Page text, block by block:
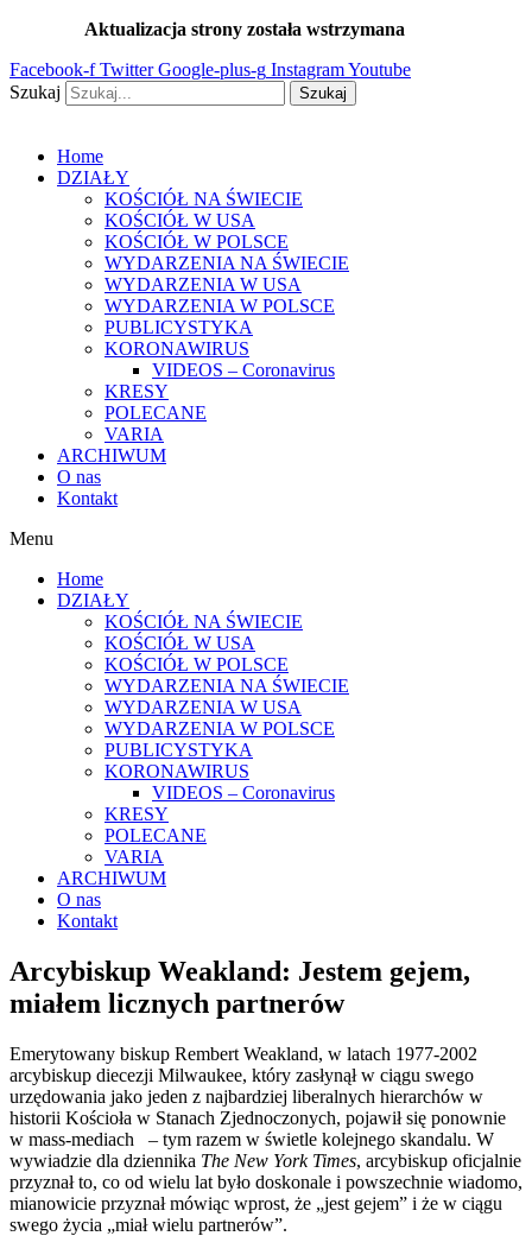
treści
Aktualizacja strony została wstrzymana
Facebook-f Twitter Google-plus-g InstagramYoutube
Szukaj
Szukaj
Home
DZIAŁY
KOŚCIÓŁ NA ŚWIECIE
KOŚCIÓŁ W USA
KOŚCIÓŁ W POLSCE
WYDARZENIA NA ŚWIECIE
WYDARZENIA W USA
WYDARZENIA W POLSCE
PUBLICYSTYKA
KORONAWIRUS
VIDEOS – Coronavirus
KRESY
POLECANE
VARIA
ARCHIWUM
O nas
Kontakt
Menu
Home
DZIAŁY
KOŚCIÓŁ NA ŚWIECIE
KOŚCIÓŁ W USA
KOŚCIÓŁ W POLSCE
WYDARZENIA NA ŚWIECIE
WYDARZENIA W USA
WYDARZENIA W POLSCE
PUBLICYSTYKA
KORONAWIRUS
VIDEOS – Coronavirus
KRESY
POLECANE
VARIA
ARCHIWUM
O nas
Kontakt
Arcybiskup Weakland: Jestem gejem,
miałem licznych partnerów
Emerytowany biskup Rembert Weakland, w latach 1977-2002
arcybiskup diecezji Milwaukee, który zasłynął w ciągu swego
urzędowania jako jeden z najbardziej liberalnych hierarchów w
historii Kościoła w Stanach Zjednoczonych, pojawił się ponownie
w mass-mediach – tym razem w świetle kolejnego skandalu. W
wywiadzie dla dziennika The New York Times, arcybiskup oficjalnie
przyznał to, co od wielu lat było doskonale i powszechnie wiadomo,
mianowicie przyznał mówiąc wprost, że „jest gejem” i że w ciągu
swego życia „miał wielu partnerów”.